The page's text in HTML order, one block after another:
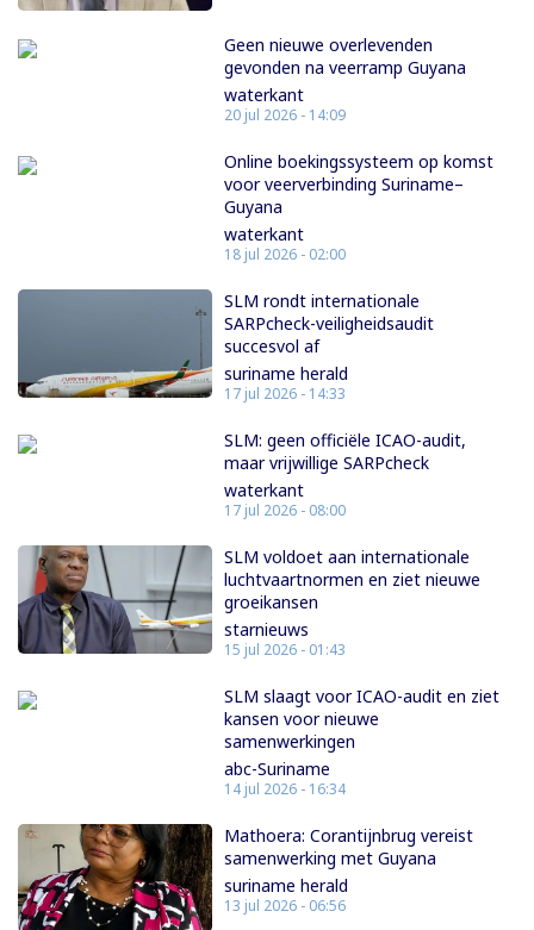
Geen nieuwe overlevenden
gevonden na veerramp Guyana
waterkant
20 jul 2026 - 14:09
Online boekingssysteem op komst
voor veerverbinding Suriname–
Guyana
waterkant
18 jul 2026 - 02:00
SLM rondt internationale
SARPcheck-veiligheidsaudit
succesvol af
suriname herald
17 jul 2026 - 14:33
SLM: geen officiële ICAO-audit,
maar vrijwillige SARPcheck
waterkant
17 jul 2026 - 08:00
SLM voldoet aan internationale
luchtvaartnormen en ziet nieuwe
groeikansen
starnieuws
15 jul 2026 - 01:43
SLM slaagt voor ICAO-audit en ziet
kansen voor nieuwe
samenwerkingen
abc-Suriname
14 jul 2026 - 16:34
Mathoera: Corantijnbrug vereist
samenwerking met Guyana
suriname herald
13 jul 2026 - 06:56